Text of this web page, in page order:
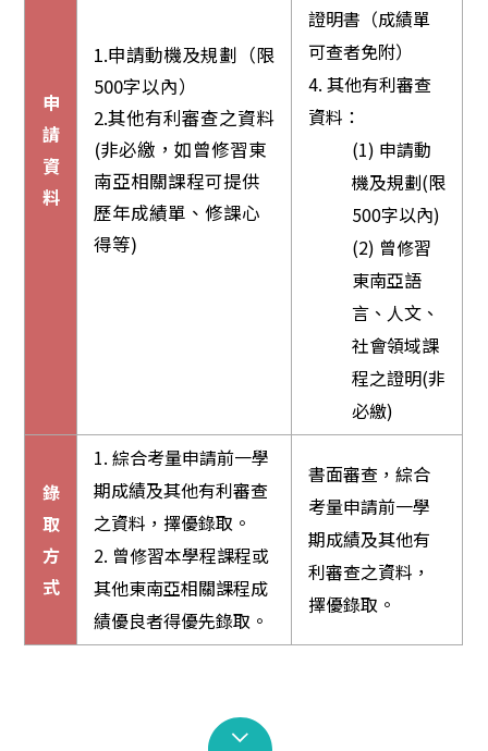
申
請
資
料
1.申請動機及規劃（限
500字以內）
2.其他有利審查之資料
(非必繳，如曾修習東
南亞相關課程可提供
歷年成績單、修課心
得等)
證明書（成績單
可查者免附）
4.其他有利審查
資料：
(1) 申請動
機及規劃(限
500字以內)
(2) 曾修習
東南亞語
言、人文、
社會領域課
程之證明(非
必繳)
錄
取
方
式
1. 綜合考量申請前一學
期成績及其他有利審查
之資料，擇優錄取。
2. 曾修習本學程課程或
其他東南亞相關課程成
績優良者得優先錄取。
書面審查，綜合
考量申請前一學
期成績及其他有
利審查之資料，
擇優錄取。